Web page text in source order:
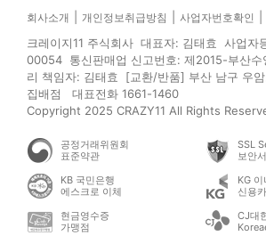
회사소개 개인정보취급방침 사업자번호확인
크레이지11 주식회사 대표자: 김태효 사업
00054 통신판매업 신고번호: 제2015-부산
리 책임자: 김태효 [교환/반품] 부산 남구 우암
집배점 대표전화 1661-1460
Copyright 2025 CRAZY11 All Rights
공정거래위원회
표준약관
SSL
보안
KB 국민은행
에스크로 이체
KG
신용
현금영수증
가맹점
CJ대